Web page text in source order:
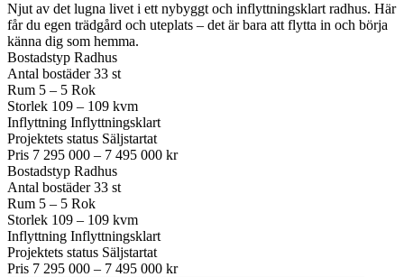
Njut av det lugna livet i ett nybyggt och inflyttningsklart radhus. Här
får du egen trädgård och uteplats – det är bara att flytta in och börja
känna dig som hemma.
Bostadstyp Radhus
Antal bostäder 33 st
Rum 5 – 5 Rok
Storlek 109 – 109 kvm
Inflyttning Inflyttningsklart
Projektets status Säljstartat
Pris 7 295 000 – 7 495 000 kr
Bostadstyp Radhus
Antal bostäder 33 st
Rum 5 – 5 Rok
Storlek 109 – 109 kvm
Inflyttning Inflyttningsklart
Projektets status Säljstartat
Pris 7 295 000 – 7 495 000 kr